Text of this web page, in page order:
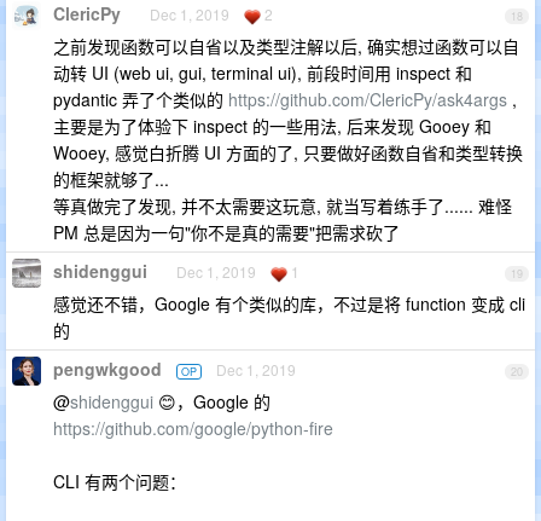
18
ClericPy Dec 1, 2019 2
之前发现函数可以自省以及类型注解以后, 确实想过函数可以自
动转 UI (web ui, gui, terminal ui), 前段时间用 inspect 和
pydantic 弄了个类似的 https://github.com/ClericPy/ask4args ,
主要是为了体验下 inspect 的一些用法, 后来发现 Gooey 和
Wooey, 感觉白折腾 UI 方面的了, 只要做好函数自省和类型转换
的框架就够了...
等真做完了发现, 并不太需要这玩意, 就当写着练手了...... 难怪
PM 总是因为一句"你不是真的需要"把需求砍了
19
shidenggui Dec 1, 2019 1
感觉还不错，Google 有个类似的库，不过是将 function 变成 cli
的
20
pengwkgood OP Dec 1, 2019
@shidenggui 😊，Google 的
https://github.com/google/python-fire
CLI 有两个问题：